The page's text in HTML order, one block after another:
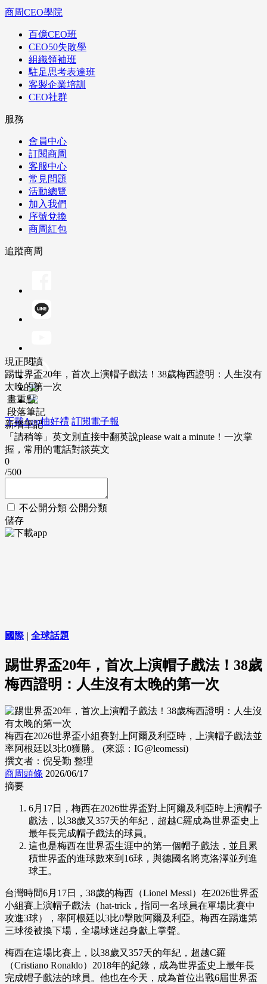
商周CEO學院
百億CEO班
CEO50失敗學
組織領袖班
駐足思考表達班
客製企業培訓
CEO社群
服務
會員中心
訂閱商周
客服中心
常見問題
活動總覽
加入我們
序號兌換
商周紅包
追蹤商周
下載App抽好禮 訂閱電子報
現正閱讀
踢世界盃20年，首次上演帽子戲法！38歲梅西證明：人生沒有
太晚的第一次
畫重點
段落筆記
新增筆記
「請稍等」英文別直接中翻英說please wait a minute！一次掌
握，常用的電話對談英文
0
/500
不公開分類 公開分類
儲存
國際| 全球話題
踢世界盃20年，首次上演帽子戲法！38歲
梅西證明：人生沒有太晚的第一次
梅西在2026世界盃小組賽對上阿爾及利亞時，上演帽子戲法並
率阿根廷以3比0獲勝。 (來源：IG@leomessi)
撰文者：倪旻勤 整理
商周頭條 2026/06/17
摘要
6月17日，梅西在2026世界盃對上阿爾及利亞時上演帽子
戲法，以38歲又357天的年紀，超越C羅成為世界盃史上
最年長完成帽子戲法的球員。
這也是梅西在世界盃生涯中的第一個帽子戲法，並且累
積世界盃的進球數來到16球，與德國名將克洛澤並列進
球王。
台灣時間6月17日，38歲的梅西（Lionel Messi）在2026世界盃
小組賽上演帽子戲法（hat-trick，指同一名球員在單場比賽中
攻進3球），率阿根廷以3比0擊敗阿爾及利亞。梅西在踢進第
三球後被換下場，全場球迷起身獻上掌聲。
梅西在這場比賽上，以38歲又357天的年紀，超越C羅
（Cristiano Ronaldo）2018年的紀錄，成為世界盃史上最年長
完成帽子戲法的球員。他也在今天，成為首位出戰6屆世界盃